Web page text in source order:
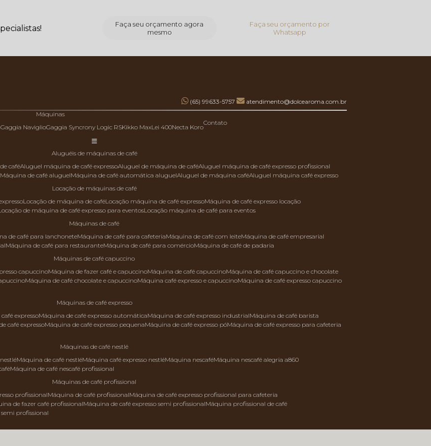
Faça seu orçamento agora
mesmo
Faça seu orçamento por
Whatsapp
(65) 99633-5757 atendimento@dolcearoma.com.br
Máquinas
Gaggia Naviglio Gaggia Syncrony Logic RS Kikko Max Lei 400 Necta Koro
Contato
aluguéis de máquinas de café
café aluguel máquina de café expresso aluguel de máquina de café aluguel máquina de café expresso profissional
máquina de café aluguel máquina de café automática aluguel aluguel de máquina café aluguel máquina café expresso
locação de máquinas de café
locação de máquina de café locação máquina de café expresso
máquina de café expresso locação
locação de máquina de café expresso para eventos locação máquina de café para eventos
máquinas de café
de café para lanchonete máquina de café para cafeteria máquina de café com leite
máquina de café empresarial
máquina de café para restaurante máquina de café para comércio
máquina de café de padaria
máquinas de café capuccino
capuccino máquina de fazer café e capuccino máquina de café capuccino
máquina de café capuccino e chocolate
máquina de café chocolate e capuccino máquina café expresso e capuccino
máquina de café expresso capuccino
máquinas de café expresso
café expresso máquina de café expresso automática máquina de café expresso industrial
máquina de café barista
café expresso máquina de café expresso pequena máquina de café expresso pó
máquina de café expresso para cafeteria
máquinas de café nestlé
máquina de café nestlé máquina café expresso nestlé máquina nescafé
máquina nescafé alegria a860
máquina de café nescafé profissional
máquinas de café profissional
profissional máquina de café profissional
máquina de café expresso profissional para cafeteria
de fazer café profissional máquina de café expresso semi profissional
máquina profissional de café
semi profissional